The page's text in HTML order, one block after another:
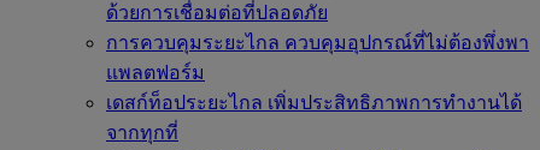
ด้วยการเชื่อมต่อที่ปลอดภัย
การควบคุมระยะไกล ควบคุมอุปกรณ์ที่ไม่ต้องพึ่งพา
แพลตฟอร์ม
เดสก์ท็อประยะไกล เพิ่มประสิทธิภาพการทำงานได้
จากทุกที่